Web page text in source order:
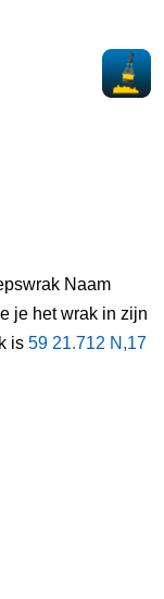
Naam
je het wrak in zijn
is 59 21.712 N,17